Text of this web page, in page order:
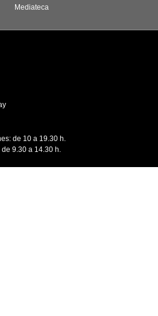
Mediateca
de 10 a 19.30 h.
9.30 a 14.30 h.